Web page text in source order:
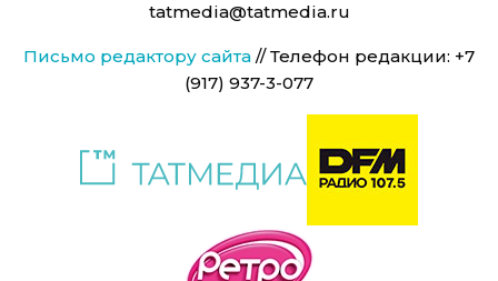
tatmedia@tatmedia.ru
Письмо редактору сайта // Телефон редакции: +7
(917) 937-3-077